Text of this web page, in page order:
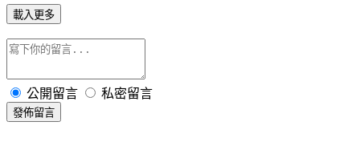
載入更多
公開留言 私密留言
發佈留言